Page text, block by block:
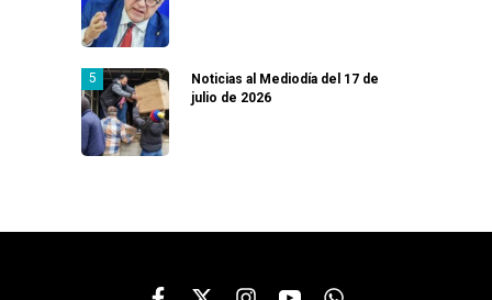
Noticias al Mediodía del 17 de
julio de 2026